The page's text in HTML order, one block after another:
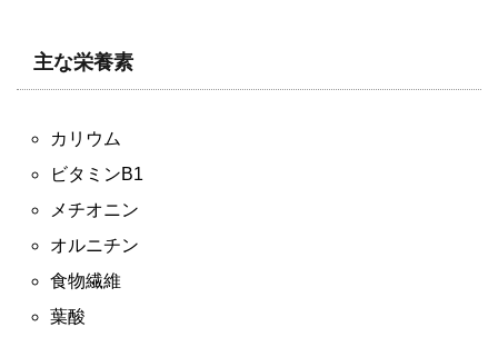
主な栄養素
カリウム
ビタミンB1
メチオニン
オルニチン
食物繊維
葉酸